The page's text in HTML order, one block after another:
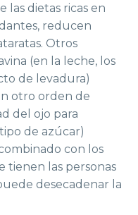
las dietas ricas en
reducen
Otros
(en la leche, los
de levadura)
otro orden de
del ojo para
de azúcar)
con los
tienen las personas
desecadenar la